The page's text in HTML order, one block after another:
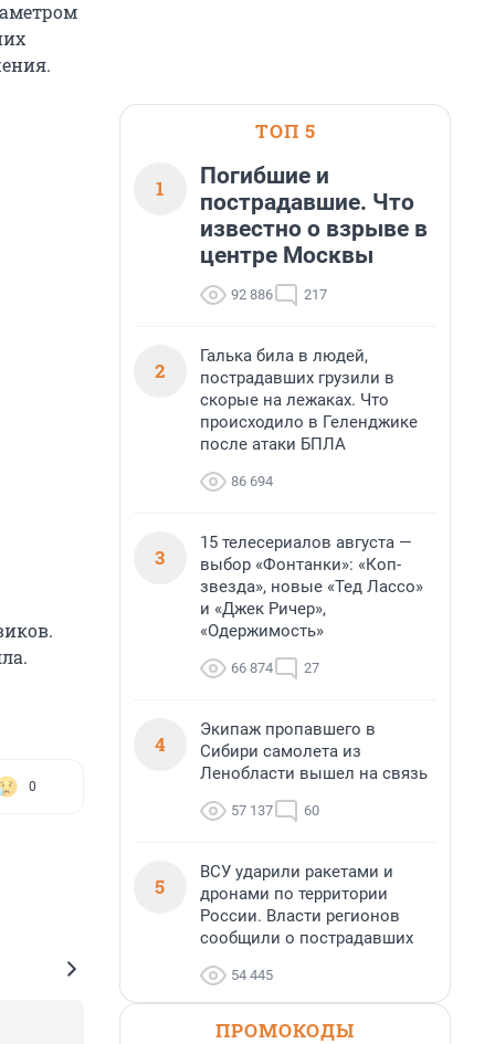
0
ТОП 5
1
Погибшие и
пострадавшие. Что
известно о взрыве в
центре Москвы
92 886 217
2
Галька била в людей,
пострадавших грузили в
скорые на лежаках. Что
происходило в Геленджике
после атаки БПЛА
86 694
3
15 телесериалов августа —
выбор «Фонтанки»: «Коп-
звезда», новые «Тед Лассо»
и «Джек Ричер»,
«Одержимость»
66 874 27
4
Экипаж пропавшего в
Сибири самолета из
Ленобласти вышел на связь
57 137 60
5
ВСУ ударили ракетами и
дронами по территории
России. Власти регионов
сообщили о пострадавших
54 445
ПРОМОКОДЫ